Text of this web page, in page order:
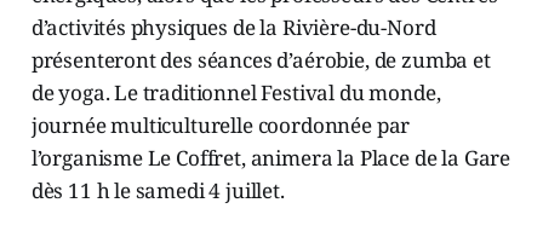
d’activités physiques de la Rivière-du-Nord
présenteront des séances d’aérobie, de zumba et
de yoga. Le traditionnel Festival du monde,
journée multiculturelle coordonnée par
l’organisme Le Coffret, animera la Place de la Gare
dès 11 h le samedi 4 juillet.